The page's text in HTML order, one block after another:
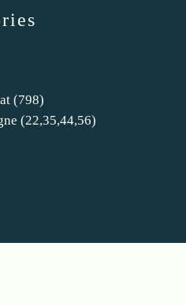
(798)
(22,35,44,56)